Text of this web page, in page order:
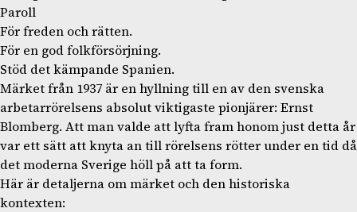
Paroll
För freden och rätten.
För en god folkförsörjning.
Stöd det kämpande Spanien.
Märket från 1937 är en hyllning till en av den svenska
arbetarrörelsens absolut viktigaste pionjärer: Ernst
Blomberg. Att man valde att lyfta fram honom just detta år
var ett sätt att knyta an till rörelsens rötter under en tid då
det moderna Sverige höll på att ta form.
Här är detaljerna om märket och den historiska
kontexten: